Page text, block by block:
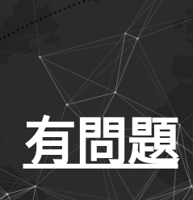
有問題